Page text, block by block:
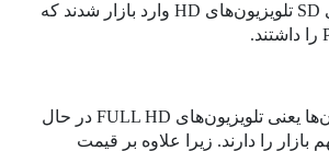
بعد از تلویزیون‌های SD تلویزیون‌های HD وارد بازار شدند که
نسل بعدی تلویزیون‌ها یعنی تلویزیون‌های FULL HD در حال
را دارند. زیرا علاوه بر قیمت